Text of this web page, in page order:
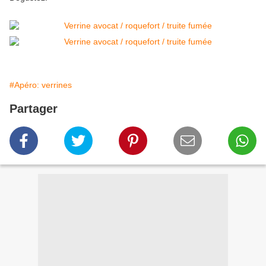
#Apéro: verrines
Partager